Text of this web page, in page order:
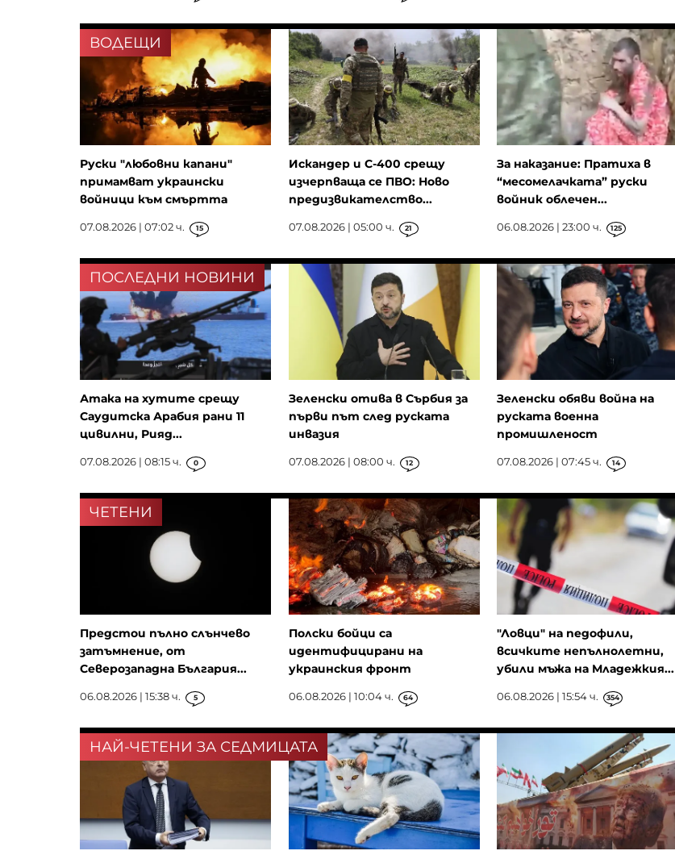
ВОДЕЩИ
Руски "любовни капани"
примамват украински
войници към смъртта
07.08.2026 | 07:02 ч. 15
Искандер и С-400 срещу
изчерпваща се ПВО: Ново
предизвикателство...
07.08.2026 | 05:00 ч. 21
За наказание: Пратиха в
“месомелачката” руски
войник облечен...
06.08.2026 | 23:00 ч. 125
ПОСЛЕДНИ НОВИНИ
Атака на хутите срещу
Саудитска Арабия рани 11
цивилни, Рияд...
07.08.2026 | 08:15 ч. 0
Зеленски отива в Сърбия за
първи път след руската
инвазия
07.08.2026 | 08:00 ч. 12
Зеленски обяви война на
руската военна
промишленост
07.08.2026 | 07:45 ч. 14
ЧЕТЕНИ
Предстои пълно слънчево
затъмнение, от
Северозападна България...
06.08.2026 | 15:38 ч. 5
Полски бойци са
идентифицирани на
украинския фронт
06.08.2026 | 10:04 ч. 64
"Ловци" на педофили,
всичките непълнолетни,
убили мъжа на Младежкия...
06.08.2026 | 15:54 ч. 354
НАЙ-ЧЕТЕНИ ЗА СЕДМИЦАТА